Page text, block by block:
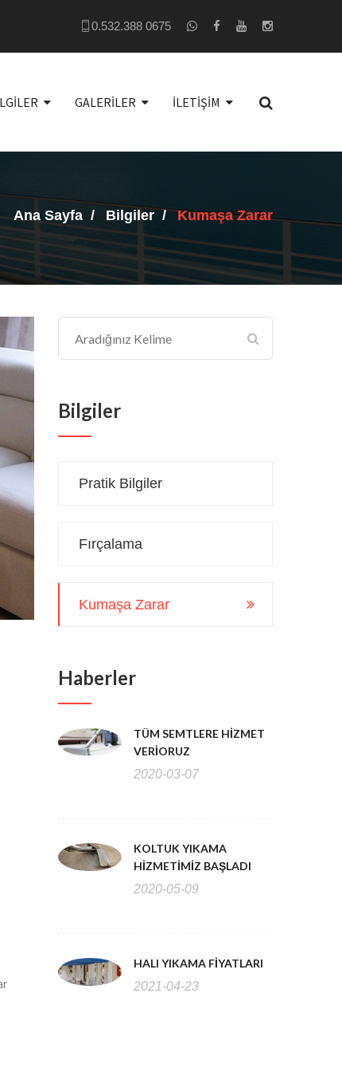
0.532.388 0675
GALERİLER İLETİŞİM
Ana Sayfa Bilgiler Kumaşa Zarar
Bilgiler
Pratik Bilgiler
Fırçalama
Kumaşa Zarar
Haberler
TÜM SEMTLERE HIZMET
VERIORUZ
2020-03-07
KOLTUK YIKAMA
HIZMETIMIZ BAŞLADI
2020-05-09
HALI YIKAMA FIYATLARI
2021-04-23